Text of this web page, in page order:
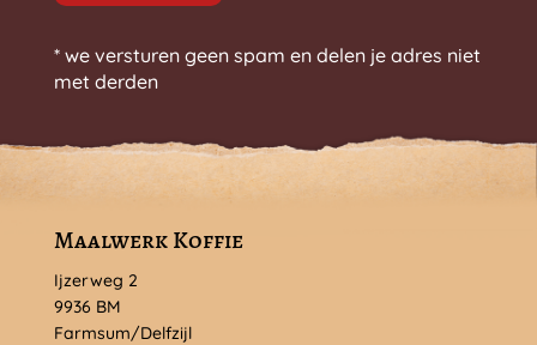
* we versturen geen spam en delen je adres niet
met derden
Maalwerk Koffie
Ijzerweg 2
9936 BM
Farmsum/Delfzijl